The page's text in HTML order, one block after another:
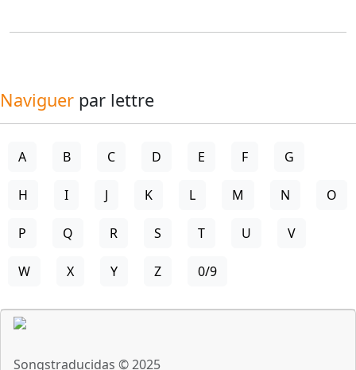
Naviguer par lettre
A B C D E F G
H I J K L M N O
P Q R S T U V
W X Y Z 0/9
Songstraducidas © 2025